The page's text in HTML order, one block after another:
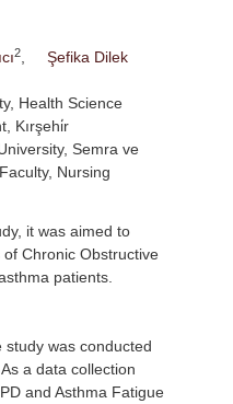
2
Şefika Dilek
Health Science
Kırşehi̇r
Semra ve
Nursing
it was aimed to
Chronic Obstructive
patients.
study was conducted
a data collection
and Asthma Fatigue